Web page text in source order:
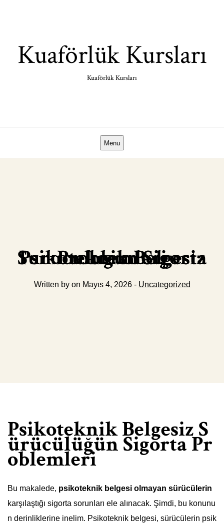
Kuaförlük Kursları
Kuaförlük Kursları
Menu
Psikoteknik Belgesiz Suruculugun Sigorta Problemleri
Written by on Mayıs 4, 2026 - Uncategorized
Psikoteknik Belgesiz S
ürücülüğün Sigorta Pr
oblemleri
Bu makalede, psikoteknik belgesi olmayan sürücülerin
karşılaştığı sigorta sorunları ele alınacak. Şimdi, bu konunu
n derinliklerine inelim. Psikoteknik belgesi, sürücülerin psik